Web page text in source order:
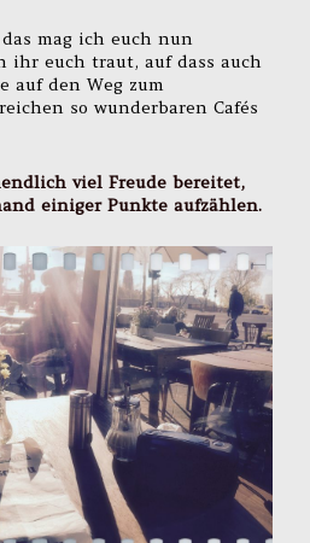
mag ich euch nun
ihr euch traut, auf dass auch
auf den Weg zum
so wunderbaren Cafés
viel Freude bereitet,
einiger Punkte aufzählen.